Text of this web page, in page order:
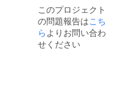
10,000
円（パ
ンフ
レット
円（パ
ンフ
レット
付） ■S
席
e+
（イー
プラ
ス）​
（パソ
このプロジェクト
の問題報告はこち
ら よりお問い合わ
せください